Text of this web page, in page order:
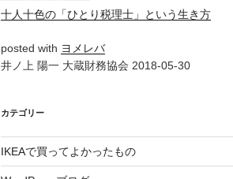
十人十色の「ひとり税理士」という生き方
posted with ヨメレバ
井ノ上 陽一 大蔵財務協会 2018-05-30
カテゴリー
IKEAで買ってよかったもの